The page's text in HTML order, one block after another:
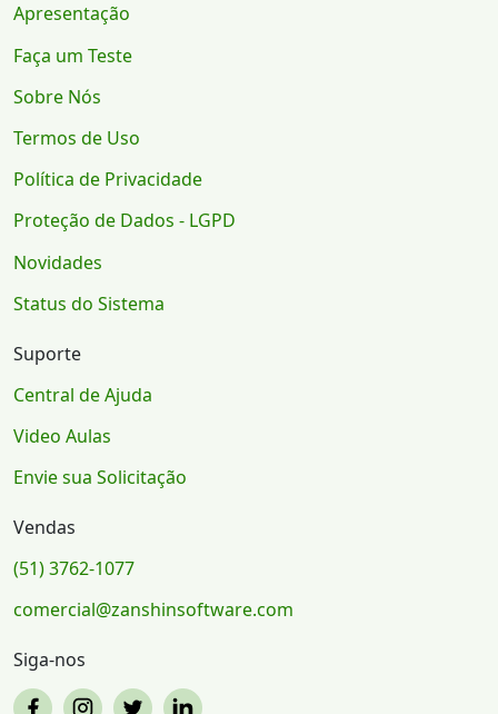
Apresentação
Faça um Teste
Sobre Nós
Termos de Uso
Política de Privacidade
Proteção de Dados - LGPD
Novidades
Status do Sistema
Suporte
Central de Ajuda
Video Aulas
Envie sua Solicitação
Vendas
(51) 3762-1077
comercial@zanshinsoftware.com
Siga-nos